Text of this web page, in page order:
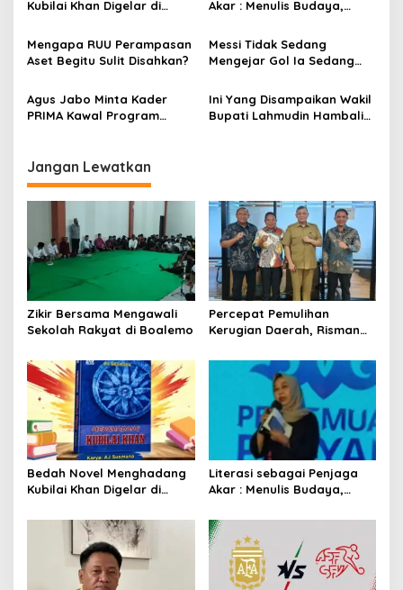
Kubilai Khan Digelar di
Menyelami Heroisme
Leluhur Nusantara
Akar : Menulis Budaya,
Mengapa RUU Perampasan
Aset Begitu Sulit Disahkan?
Messi Tidak Sedang
Mengejar Gol Ia Sedang
Agus Jabo Minta Kader
PRIMA Kawal Program
Ini Yang Disampaikan Wakil
Bupati Lahmudin Hambali
Jangan Lewatkan
Zikir Bersama Mengawali
Sekolah Rakyat di Boalemo
Percepat Pemulihan
Kerugian Daerah, Risman
Practice dari Kemendagri
dan Pemkot Bandung
Bedah Novel Menghadang
Kubilai Khan Digelar di
Menyelami Heroisme
Leluhur Nusantara
Literasi sebagai Penjaga
Akar : Menulis Budaya,